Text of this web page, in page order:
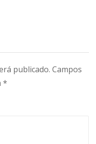
publicado. Campos
*